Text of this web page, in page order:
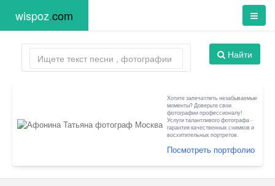
wispoz.com
Найти
Хотите запечатлеть незабываемые
моменты? Доверьте свои
фотографии профессионалу!
Услуги талантливого фотографа -
гарантия качественных снимков и
восхитительных портретов.
Посмотреть портфолио